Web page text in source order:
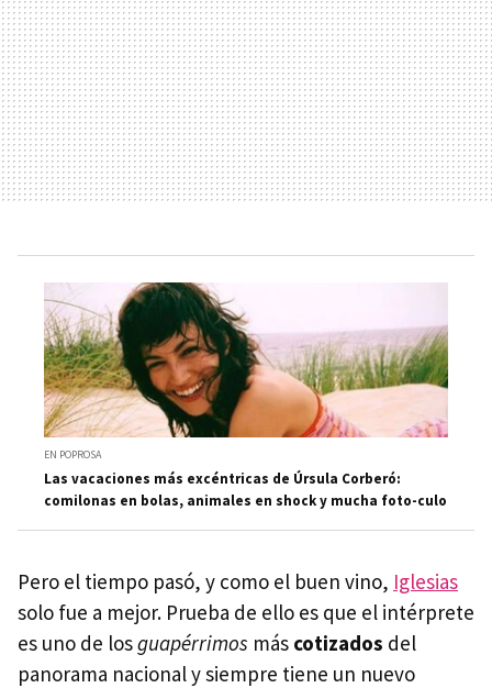
EN POPROSA
Las vacaciones más excéntricas de Úrsula Corberó:
comilonas en bolas, animales en shock y mucha foto-culo
Pero el tiempo pasó, y como el buen vino, Iglesias
solo fue a mejor. Prueba de ello es que el intérprete
es uno de losguapérrimos más cotizados del
panorama nacional y siempre tiene un nuevo